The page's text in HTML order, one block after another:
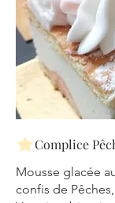
Complice
Mousse glacée
confis de